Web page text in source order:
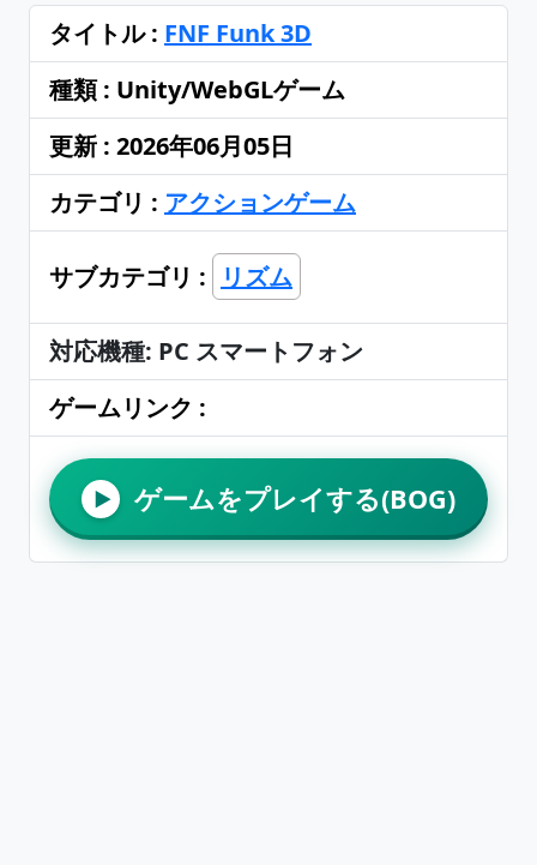
タイトル : FNF Funk 3D
種類 : Unity/WebGLゲーム
更新 : 2026年06月05日
カテゴリ : アクションゲーム
サブカテゴリ : リズム
対応機種: PC スマートフォン
ゲームリンク :
▶ ゲームをプレイする(BOG)